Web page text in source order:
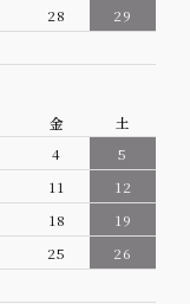
28
29
金
土
4
5
11
12
18
19
25
26